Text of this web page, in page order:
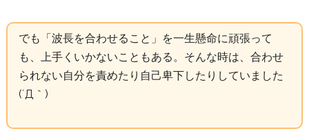
でも「波長を合わせること」を一生懸命に頑張って
も、上手くいかないこともある。そんな時は、合わせ
られない自分を責めたり自己卑下したりしていました
(´Д｀)